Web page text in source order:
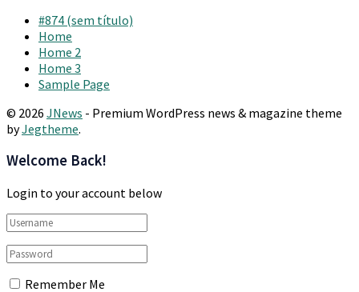
#874 (sem título)
Home
Home 2
Home 3
Sample Page
© 2026 JNews - Premium WordPress news & magazine theme
byJegtheme.
Welcome Back!
Login to your account below
Remember Me